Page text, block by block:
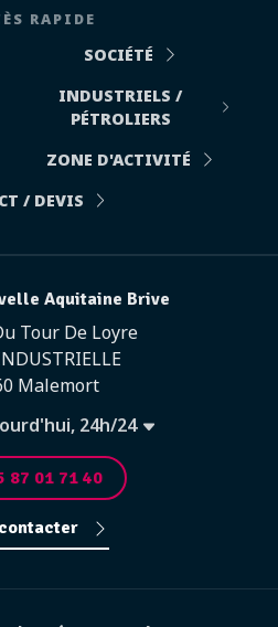
RAPIDE
SOCIÉTÉ
INDUSTRIELS /
PÉTROLIERS
ZONE D'ACTIVITÉ
/ DEVIS
Aquitaine Brive
Tour De Loyre
Malemort
24h/24
87 01 71 40